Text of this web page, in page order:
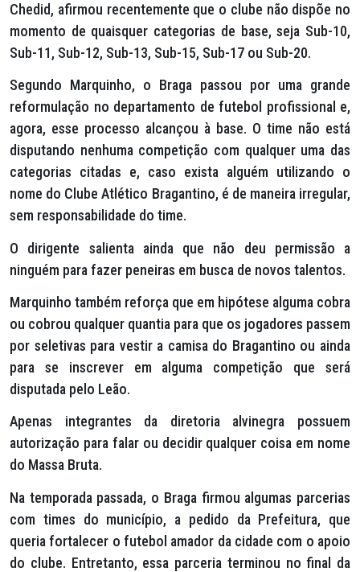
Chedid, afirmou recentemente que o clube não dispõe no
momento de quaisquer categorias de base, seja Sub-10,
Sub-11, Sub-12, Sub-13, Sub-15, Sub-17 ou Sub-20.
Segundo Marquinho, o Braga passou por uma grande
reformulação no departamento de futebol profissional e,
agora, esse processo alcançou à base. O time não está
disputando nenhuma competição com qualquer uma das
categorias citadas e, caso exista alguém utilizando o
nome do Clube Atlético Bragantino, é de maneira irregular,
sem responsabilidade do time.
O dirigente salienta ainda que não deu permissão a
ninguém para fazer peneiras em busca de novos talentos.
Marquinho também reforça que em hipótese alguma cobra
ou cobrou qualquer quantia para que os jogadores passem
por seletivas para vestir a camisa do Bragantino ou ainda
para se inscrever em alguma competição que será
disputada pelo Leão.
Apenas integrantes da diretoria alvinegra possuem
autorização para falar ou decidir qualquer coisa em nome
do Massa Bruta.
Na temporada passada, o Braga firmou algumas parcerias
com times do município, a pedido da Prefeitura, que
queria fortalecer o futebol amador da cidade com o apoio
do clube. Entretanto, essa parceria terminou no final da